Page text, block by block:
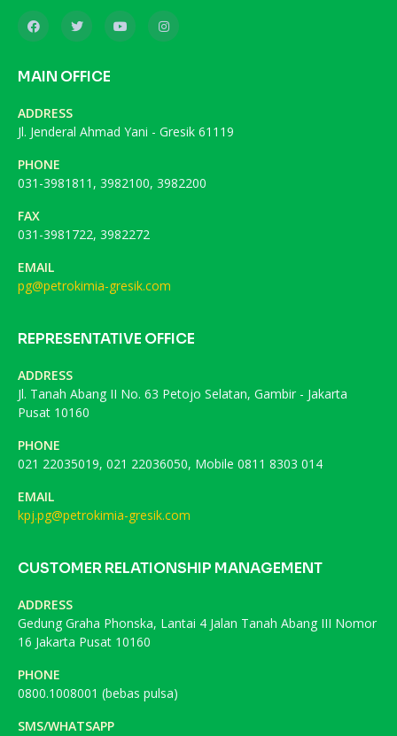
MAIN OFFICE
ADDRESS
Jl. Jenderal Ahmad Yani - Gresik 61119
PHONE
031-3981811, 3982100, 3982200
FAX
031-3981722, 3982272
EMAIL
pg@petrokimia-gresik.com
REPRESENTATIVE OFFICE
ADDRESS
Jl. Tanah Abang II No. 63 Petojo Selatan, Gambir - Jakarta
Pusat 10160
PHONE
021 22035019, 021 22036050, Mobile 0811 8303 014
EMAIL
kpj.pg@petrokimia-gresik.com
CUSTOMER RELATIONSHIP MANAGEMENT
ADDRESS
Gedung Graha Phonska, Lantai 4 Jalan Tanah Abang III Nomor
16 Jakarta Pusat 10160
PHONE
0800.1008001 (bebas pulsa)
SMS/WHATSAPP